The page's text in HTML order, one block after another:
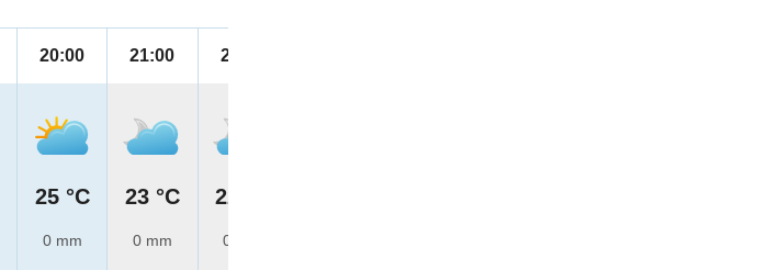
20:00
25 °C
0 mm
21:00
23 °C
0 mm
22:00
22 °C
0 mm